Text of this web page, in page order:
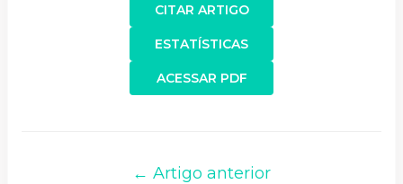
CITAR ARTIGO
ACESSAR PDF
ESTATÍSTICAS
← Artigo anterior